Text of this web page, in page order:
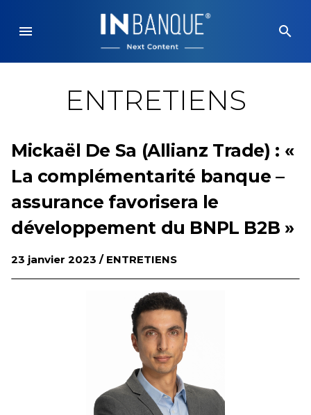
content
menu search
ENTRETIENS
Mickaël De Sa (Allianz Trade) : «
La complémentarité banque –
assurance favorisera le
développement du BNPL B2B »
23 janvier 2023 / ENTRETIENS